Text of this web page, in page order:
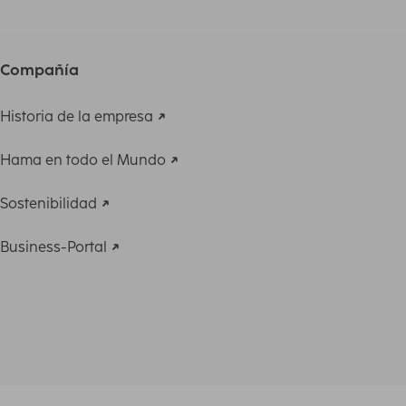
Compañía
Historia de la empresa
Hama en todo el Mundo
Sostenibilidad
Business-Portal